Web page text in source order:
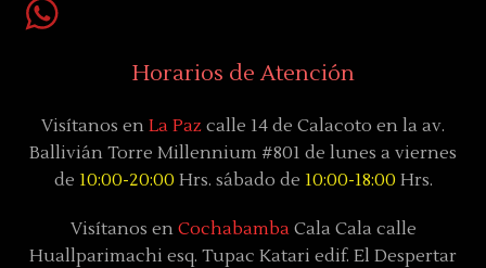
Horarios de Atención
Visítanos en La Paz calle 14 de Calacoto en la av.
Ballivián Torre Millennium #801 de lunes a viernes
de 10:00-20:00 Hrs. sábado de 10:00-18:00 Hrs.
Visítanos en CochabambaCala Cala calle
Huallparimachi esq. Tupac Katari edif. El Despertar